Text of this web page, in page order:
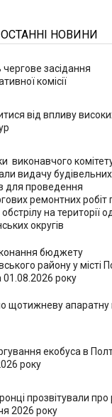
ОСТАННІ НОВИНИ
чергове засідання
комісії
від впливу
виконавчого
видачу будівельних
для проведення
ремонтних робіт
на території
округів
бюджету
району у місті
01.08.2026 року
щотижневу апаратну
екобуса в
року
прозвітували про
2026 року